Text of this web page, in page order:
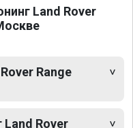
Land Rover
Range
Land Rover